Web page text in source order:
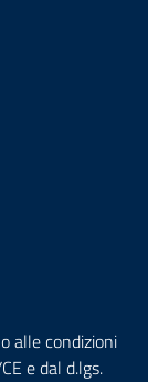
alle condizioni
e dal d.lgs.